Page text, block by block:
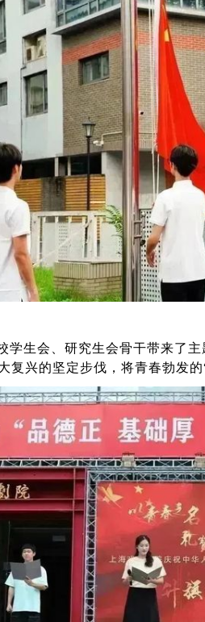
学生会、研究生会骨干带来
兴的坚定步伐，将青春勃发的